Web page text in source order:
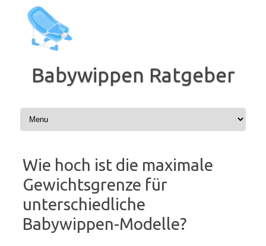
Inhalt
springen
Babywippen Ratgeber
Wie hoch ist die maximale
Gewichtsgrenze für
unterschiedliche
Babywippen-Modelle?